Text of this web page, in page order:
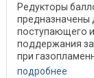
Редукторы
предназначены
поступающего
поддержания
при
БАО-5МГ, БПО-
подробнее